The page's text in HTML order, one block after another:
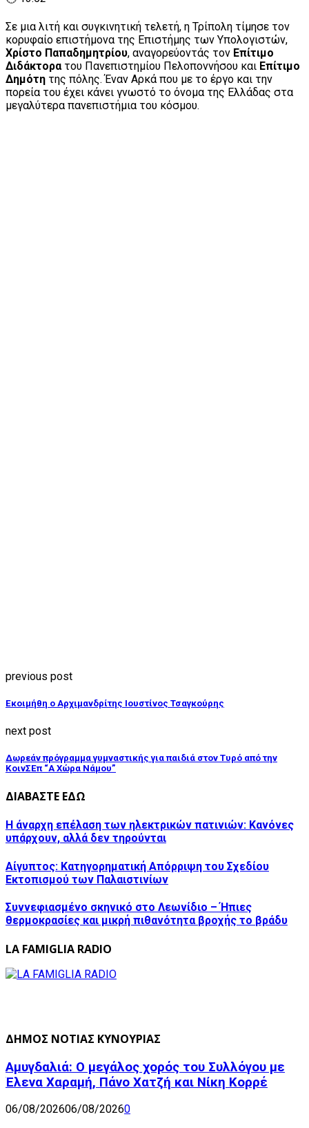
Σε μια λιτή και συγκινητική τελετή, η Τρίπολη τίμησε τον
κορυφαίο επιστήμονα της Επιστήμης των Υπολογιστών,
Χρίστο Παπαδημητρίου, αναγορεύοντάς τον Επίτιμο
Διδάκτορατου Πανεπιστημίου Πελοποννήσου και Επίτιμο
Δημότη της πόλης. Έναν Αρκά που με το έργο και την
πορεία του έχει κάνει γνωστό το όνομα της Ελλάδας στα
μεγαλύτερα πανεπιστήμια του κόσμου.
previous post
Εκοιμήθη ο Αρχιμανδρίτης Ιουστίνος Τσαγκούρης
next post
Δωρεάν πρόγραμμα γυμναστικής για παιδιά στον Τυρό από την
ΚοινΣΕπ “Α Χώρα Νάμου”
ΔΙΑΒΑΣΤΕ ΕΔΩ
Η άναρχη επέλαση των ηλεκτρικών πατινιών: Κανόνες
υπάρχουν, αλλά δεν τηρούνται
Αίγυπτος: Κατηγορηματική Απόρριψη του Σχεδίου
Εκτοπισμού των Παλαιστινίων
Συννεφιασμένο σκηνικό στο Λεωνίδιο – Ήπιες
θερμοκρασίες και μικρή πιθανότητα βροχής το βράδυ
LA FAMIGLIA RADIO
ΔΗΜΟΣ ΝΟΤΙΑΣ ΚΥΝΟΥΡΙΑΣ
Αμυγδαλιά: Ο μεγάλος χορός του Συλλόγου με
Έλενα Χαραμή, Πάνο Χατζή και Νίκη Κορρέ
06/08/202606/08/20260